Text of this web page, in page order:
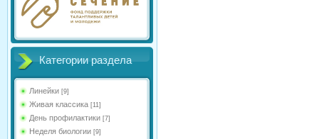
Категории раздела
Линейки [9]
Живая классика [11]
День профилактики [7]
Неделя биологии [9]